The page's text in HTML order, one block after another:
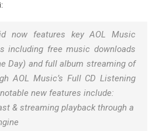
now features key AOL Music
including free music downloads
Day) and full album streaming of
AOL Music’s Full CD Listening
new features include:
& streaming playback through a